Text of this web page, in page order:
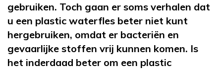
gebruiken. Toch gaan er soms verhalen dat
u een plastic waterfles beter niet kunt
hergebruiken, omdat er bacteriën en
gevaarlijke stoffen vrij kunnen komen. Is
het inderdaad beter om een plastic